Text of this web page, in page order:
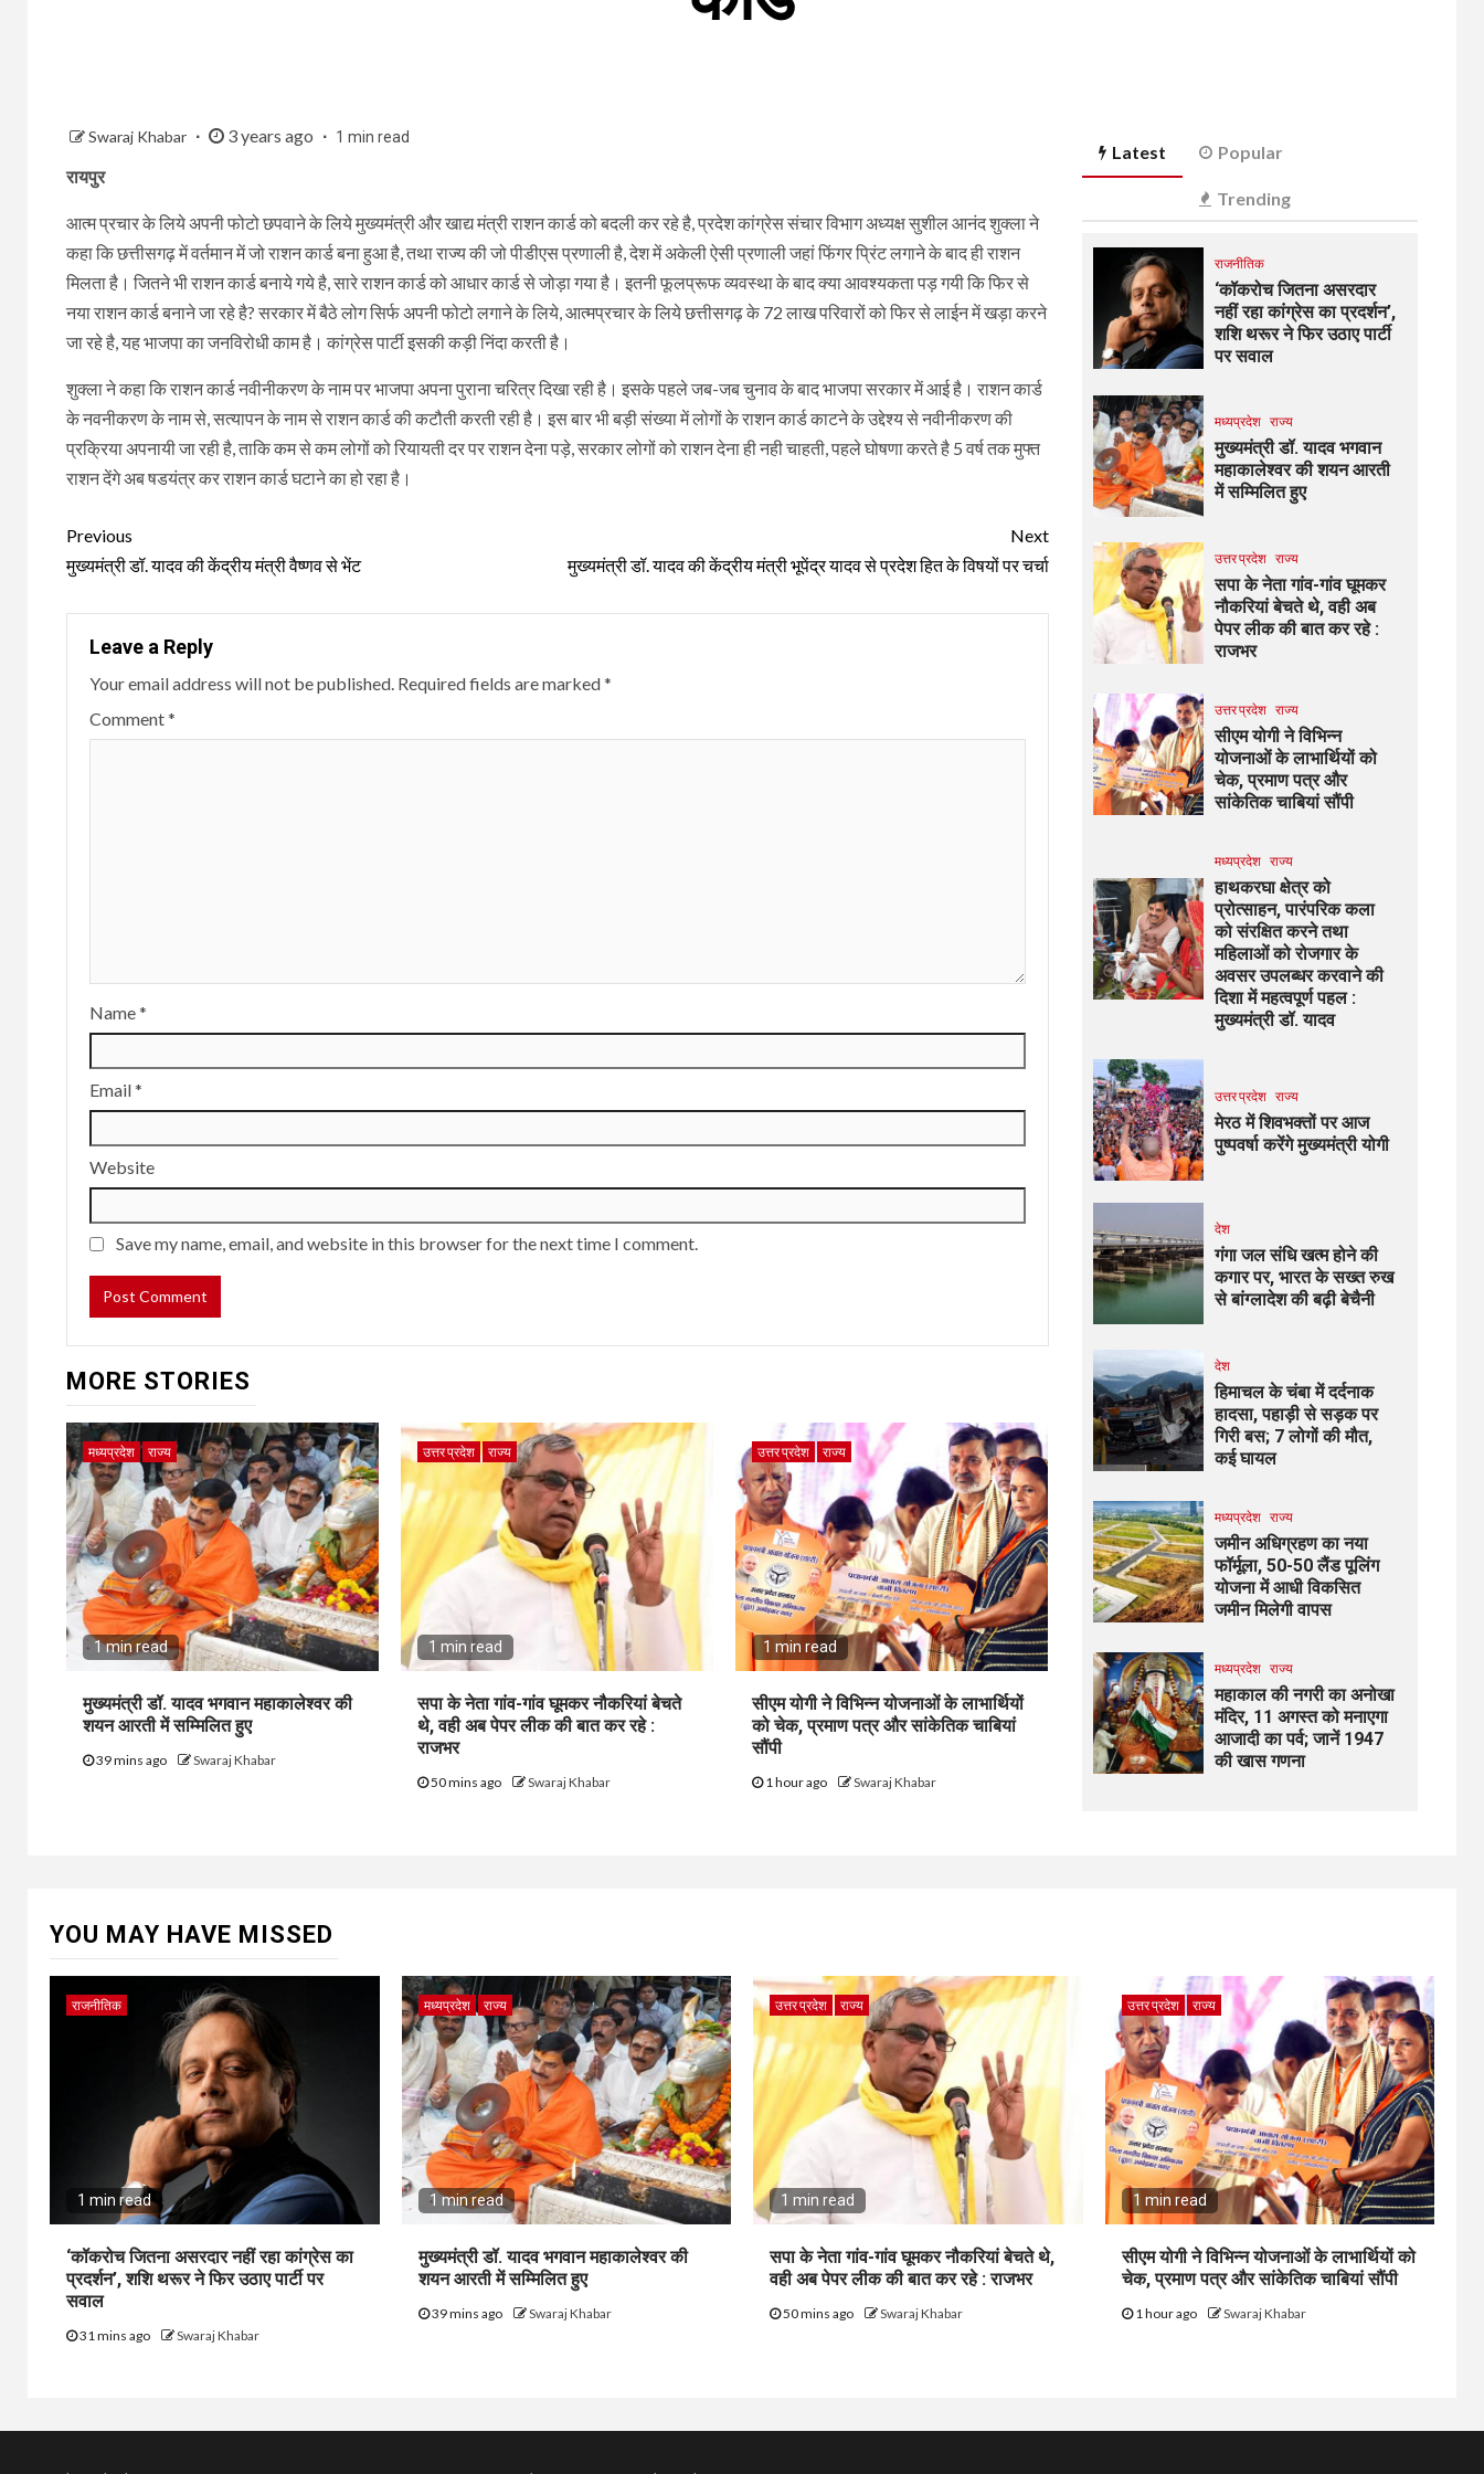
Swaraj Khabar 3 years ago 1 min read
रायपुर
आत्म प्रचार के लिये अपनी फोटो छपवाने के लिये मुख्यमंत्री और खाद्य मंत्री राशन कार्ड को बदली कर रहे है, प्रदेश कांग्रेस संचार विभाग अध्यक्ष सुशील आनंद शुक्ला ने
कहा कि छत्तीसगढ़ में वर्तमान में जो राशन कार्ड बना हुआ है, तथा राज्य की जो पीडीएस प्रणाली है, देश में अकेली ऐसी प्रणाली जहां फिंगर प्रिंट लगाने के बाद ही राशन
मिलता है। जितने भी राशन कार्ड बनाये गये है, सारे राशन कार्ड को आधार कार्ड से जोड़ा गया है। इतनी फूलप्रूफ व्यवस्था के बाद क्या आवश्यकता पड़ गयी कि फिर से
नया राशन कार्ड बनाने जा रहे है? सरकार में बैठे लोग सिर्फ अपनी फोटो लगाने के लिये, आत्मप्रचार के लिये छत्तीसगढ़ के 72 लाख परिवारों को फिर से लाईन में खड़ा करने
जा रहे है, यह भाजपा का जनविरोधी काम है। कांग्रेस पार्टी इसकी कड़ी निंदा करती है।
शुक्ला ने कहा कि राशन कार्ड नवीनीकरण के नाम पर भाजपा अपना पुराना चरित्र दिखा रही है। इसके पहले जब-जब चुनाव के बाद भाजपा सरकार में आई है। राशन कार्ड
के नवनीकरण के नाम से, सत्यापन के नाम से राशन कार्ड की कटौती करती रही है। इस बार भी बड़ी संख्या में लोगों के राशन कार्ड काटने के उद्देश्य से नवीनीकरण की
प्रक्रिया अपनायी जा रही है, ताकि कम से कम लोगों को रियायती दर पर राशन देना पड़े, सरकार लोगों को राशन देना ही नही चाहती, पहले घोषणा करते है 5 वर्ष तक मुफ्त
राशन देंगे अब षडयंत्र कर राशन कार्ड घटाने का हो रहा है।
Continue
Reading
Previous
मुख्यमंत्री डॉ. यादव की केंद्रीय मंत्री वैष्णव से भेंट
Next
मुख्यमंत्री डॉ. यादव की केंद्रीय मंत्री भूपेंद्र यादव से प्रदेश हित के विषयों पर चर्चा
Leave a Reply
Your email address will not be published. Required fields are marked*
Comment*
Name*
Email*
Website
Save my name, email, and website in this browser for the next time I comment.
MORE STORIES
मध्यप्रदेश राज्य
1 min read
मुख्यमंत्री डॉ. यादव भगवान महाकालेश्‍वर की
शयन आरती में सम्मिलित हुए
39 mins ago Swaraj Khabar
उत्तर प्रदेश राज्य
1 min read
सपा के नेता गांव-गांव घूमकर नौकरियां बेचते
थे, वही अब पेपर लीक की बात कर रहे :
राजभर
50 mins ago Swaraj Khabar
उत्तर प्रदेश राज्य
1 min read
सीएम योगी ने विभिन्न योजनाओं के लाभार्थियों
को चेक, प्रमाण पत्र और सांकेतिक चाबियां
सौंपी
1 hour ago Swaraj Khabar
Latest Popular
Trending
राजनीतिक
‘कॉकरोच जितना असरदार
नहीं रहा कांग्रेस का प्रदर्शन’,
शशि थरूर ने फिर उठाए पार्टी
पर सवाल
मध्यप्रदेश राज्य
मुख्यमंत्री डॉ. यादव भगवान
महाकालेश्‍वर की शयन आरती
में सम्मिलित हुए
उत्तर प्रदेश राज्य
सपा के नेता गांव-गांव घूमकर
नौकरियां बेचते थे, वही अब
पेपर लीक की बात कर रहे :
राजभर
उत्तर प्रदेश राज्य
सीएम योगी ने विभिन्न
योजनाओं के लाभार्थियों को
चेक, प्रमाण पत्र और
सांकेतिक चाबियां सौंपी
मध्यप्रदेश राज्य
हाथकरघा क्षेत्र को
प्रोत्साहन, पारंपरिक कला
को संरक्षित करने तथा
महिलाओं को रोजगार के
अवसर उपलब्धर करवाने की
दिशा में महत्वपूर्ण पहल :
मुख्यमंत्री डॉ. यादव
उत्तर प्रदेश राज्य
मेरठ में शिवभक्तों पर आज
पुष्पवर्षा करेंगे मुख्यमंत्री योगी
देश
गंगा जल संधि खत्म होने की
कगार पर, भारत के सख्त रुख
से बांग्लादेश की बढ़ी बेचैनी
देश
हिमाचल के चंबा में दर्दनाक
हादसा, पहाड़ी से सड़क पर
गिरी बस; 7 लोगों की मौत,
कई घायल
मध्यप्रदेश राज्य
जमीन अधिग्रहण का नया
फॉर्मूला, 50-50 लैंड पूलिंग
योजना में आधी विकसित
जमीन मिलेगी वापस
मध्यप्रदेश राज्य
महाकाल की नगरी का अनोखा
मंदिर, 11 अगस्त को मनाएगा
आजादी का पर्व; जानें 1947
की खास गणना
YOU MAY HAVE MISSED
राजनीतिक
1 min read
‘कॉकरोच जितना असरदार नहीं रहा कांग्रेस का
प्रदर्शन’, शशि थरूर ने फिर उठाए पार्टी पर
सवाल
31 mins ago Swaraj Khabar
मध्यप्रदेश राज्य
1 min read
मुख्यमंत्री डॉ. यादव भगवान महाकालेश्‍वर की
शयन आरती में सम्मिलित हुए
39 mins ago Swaraj Khabar
उत्तर प्रदेश राज्य
1 min read
सपा के नेता गांव-गांव घूमकर नौकरियां बेचते थे,
वही अब पेपर लीक की बात कर रहे : राजभर
50 mins ago Swaraj Khabar
उत्तर प्रदेश राज्य
1 min read
सीएम योगी ने विभिन्न योजनाओं के लाभार्थियों को
चेक, प्रमाण पत्र और सांकेतिक चाबियां सौंपी
1 hour ago Swaraj Khabar